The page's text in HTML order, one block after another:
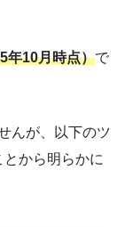
年10月時点）で
んが、以下のツ
から明らかに